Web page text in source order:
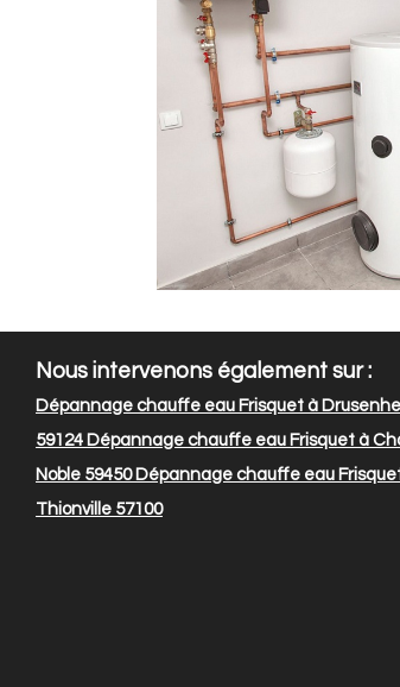
Nous intervenons également sur :
Dépannage chauffe eau Frisquet à
59124 Dépannage chauffe eau Frisquet à
Noble 59450Dépannage chauffe eau
Thionville 57100